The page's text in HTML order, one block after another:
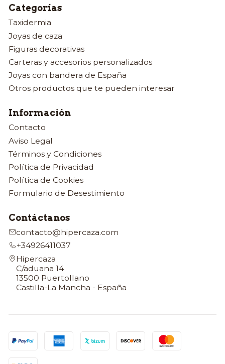
Categorías
Taxidermia
Joyas de caza
Figuras decorativas
Carteras y accesorios personalizados
Joyas con bandera de España
Otros productos que te pueden interesar
Información
Contacto
Aviso Legal
Términos y Condiciones
Política de Privacidad
Política de Cookies
Formulario de Desestimiento
Contáctanos
contacto@hipercaza.com
+34926411037
Hipercaza
C/aduana 14
13500 Puertollano
Castilla-La Mancha - España